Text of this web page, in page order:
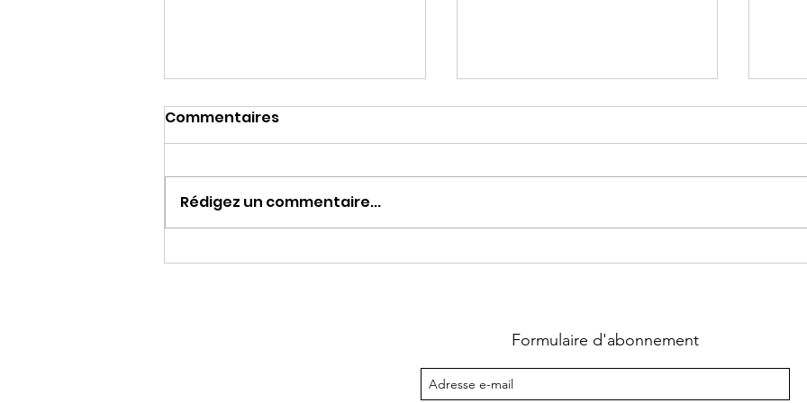
Une journée à chiner…
À Rocamadour, la
NOUVEAU
Commentaires
Rédigez un commentaire...
Formulaire d'abonnement